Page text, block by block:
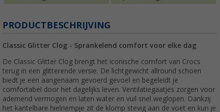
PRODUCTBESCHRIJVING
Classic Glitter Clog - Sprankelend comfort voor elke dag
De Classic Glitter Clog brengt het iconische comfort van Crocs
terug in een glitterende versie. De lichtgewicht allround schoen
biedt je een aangenaam gevoerd gevoel en begeleidt je
comfortabel door het dagelijks leven. Ventilatiegaatjes zorgen voor
ademend vermogen en laten water en vuil snel weglopen. Dankzij
het kantelbare hielriempje zit de klomp stevig aan de voet en kun je